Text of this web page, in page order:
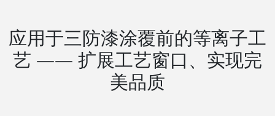
应用于三防漆涂覆前的等离子工
艺 —— 扩展工艺窗口、实现完
美品质